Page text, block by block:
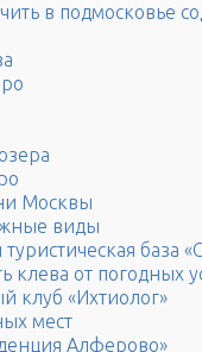
в подмосковье
Москвы
виды
база
клева от погодных
клуб «Ихтиолог»
мест
Алферово»